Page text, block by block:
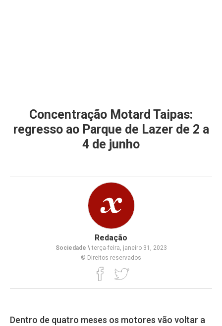
Concentração Motard Taipas:
regresso ao Parque de Lazer de 2 a
4 de junho
Redação
Sociedade \terça-feira, janeiro 31, 2023
© Direitos reservados
Dentro de quatro meses os motores vão voltar a